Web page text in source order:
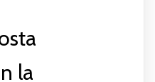
la